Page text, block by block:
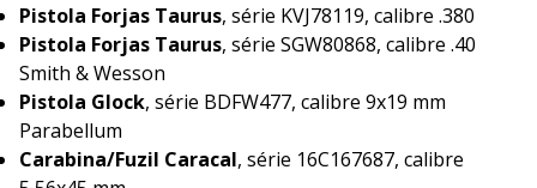
Pistola Forjas Taurus, série KVJ78119, calibre .380
Pistola Forjas Taurus, série SGW80868, calibre .40
Smith & Wesson
Pistola Glock, série BDFW477, calibre 9x19 mm
Parabellum
Carabina/Fuzil Caracal, série 16C167687, calibre